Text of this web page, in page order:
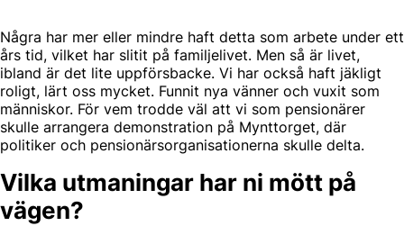
Några har mer eller mindre haft detta som arbete under ett
års tid, vilket har slitit på familjelivet. Men så är livet,
ibland är det lite uppförsbacke. Vi har också haft jäkligt
roligt, lärt oss mycket. Funnit nya vänner och vuxit som
människor. För vem trodde väl att vi som pensionärer
skulle arrangera demonstration på Mynttorget, där
politiker och pensionärsorganisationerna skulle delta.
Vilka utmaningar har ni mött på
vägen?